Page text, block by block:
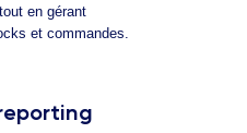
en gérant
et commandes.